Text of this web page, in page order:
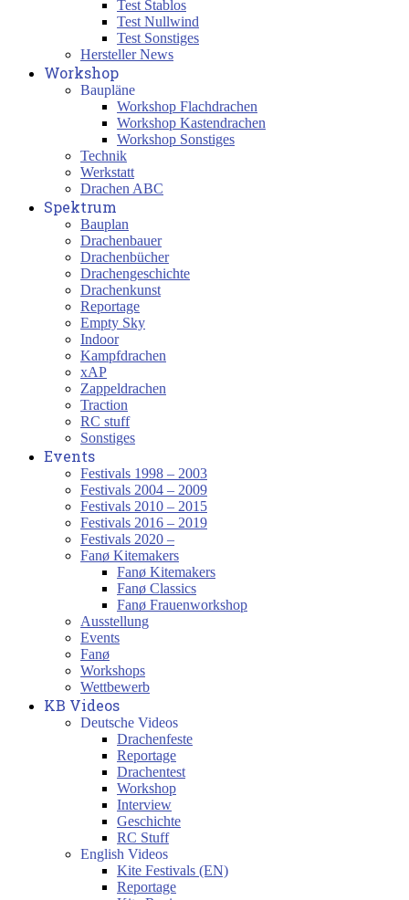
Test Stablos
Test Nullwind
Test Sonstiges
Hersteller News
Workshop
Baupläne
Workshop Flachdrachen
Workshop Kastendrachen
Workshop Sonstiges
Technik
Werkstatt
Drachen ABC
Spektrum
Bauplan
Drachenbauer
Drachenbücher
Drachengeschichte
Drachenkunst
Reportage
Empty Sky
Indoor
Kampfdrachen
xAP
Zappeldrachen
Traction
RC stuff
Sonstiges
Events
Festivals 1998 – 2003
Festivals 2004 – 2009
Festivals 2010 – 2015
Festivals 2016 – 2019
Festivals 2020 –
Fanø Kitemakers
Fanø Kitemakers
Fanø Classics
Fanø Frauenworkshop
Ausstellung
Events
Fanø
Workshops
Wettbewerb
KB Videos
Deutsche Videos
Drachenfeste
Reportage
Drachentest
Workshop
Interview
Geschichte
RC Stuff
English Videos
Kite Festivals (EN)
Reportage